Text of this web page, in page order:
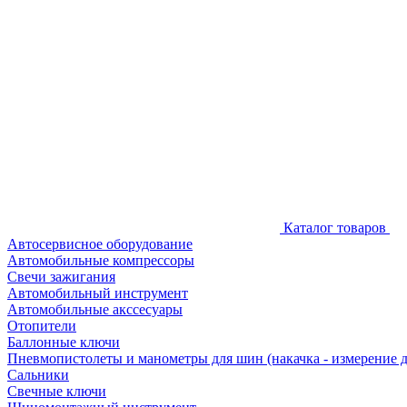
Каталог товаров
Автосервисное оборудование
Автомобильные компрессоры
Свечи зажигания
Автомобильный инструмент
Автомобильные акссесуары
Отопители
Баллонные ключи
Пневмопистолеты и манометры для шин (накачка - измерение
Сальники
Свечные ключи